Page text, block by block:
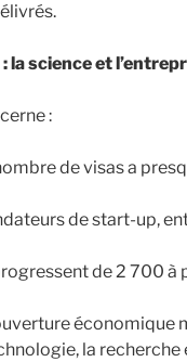
la science et
:
de visas a
de start-up,
de 2 700 à
économique
la recherche